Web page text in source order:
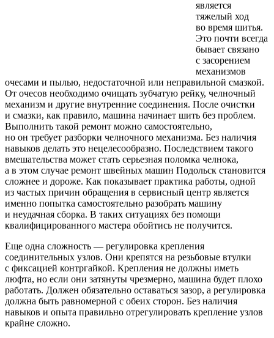
является
тяжелый ход
во время шитья.
Это почти всегда
бывает связано
с засорением
механизмов
очесами и пылью, недостаточной или неправильной смазкой.
От очесов необходимо очищать зубчатую рейку, челночный
механизм и другие внутренние соединения. После очистки
и смазки, как правило, машина начинает шить без проблем.
Выполнить такой ремонт можно самостоятельно,
но он требует разборки челночного механизма. Без наличия
навыков делать это нецелесообразно. Последствием такого
вмешательства может стать серьезная поломка челнока,
а в этом случае ремонт швейных машин Подольск становится
сложнее и дороже. Как показывает практика работы, одной
из частых причин обращения в сервисный центр является
именно попытка самостоятельно разобрать машину
и неудачная сборка. В таких ситуациях без помощи
квалифицированного мастера обойтись не получится.
Еще одна сложность — регулировка крепления
соединительных узлов. Они крепятся на резьбовые втулки
с фиксацией контргайкой. Крепления не должны иметь
люфта, но если они затянуты чрезмерно, машина будет плохо
работать. Должен обязательно оставаться зазор, а регулировка
должна быть равномерной с обеих сторон. Без наличия
навыков и опыта правильно отрегулировать крепление узлов
крайне сложно.